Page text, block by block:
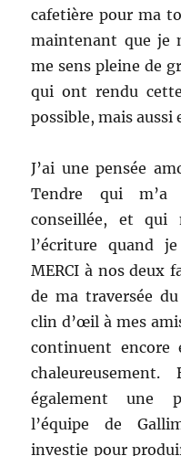
cafetière pour ma
maintenant que je
me sens pleine de
qui ont rendu
possible, mais
J’ai une pensée
Tendre qui m’a
conseillée, et
l’écriture quand
MERCI à nos deux
de ma traversée
clin d’œil à mes
continuent encore
également une
l’équipe de
investie pour